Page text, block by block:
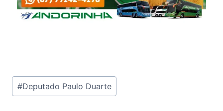
Tags
do
#Deputado Paulo Duarte